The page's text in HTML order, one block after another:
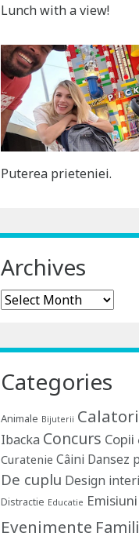
Lunch with a view!
Puterea prieteniei.
Archives
Archives
Categories
Animale Bijuterii
Ibacka Concurs Copii
Curatenie Câini Dansez
De cuplu Design
Distractie Educatie
Evenimente